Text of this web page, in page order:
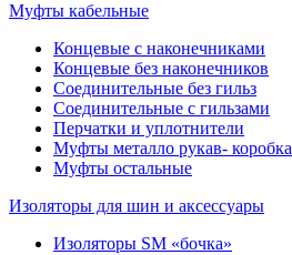
Муфты кабельные
Концевые с наконечниками
Концевые без наконечников
Соединительные без гильз
Соединительные с гильзами
Перчатки и уплотнители
Муфты металло рукав- коробка
Муфты остальные
Изоляторы для шин и аксессуары
Изоляторы SM «бочка»